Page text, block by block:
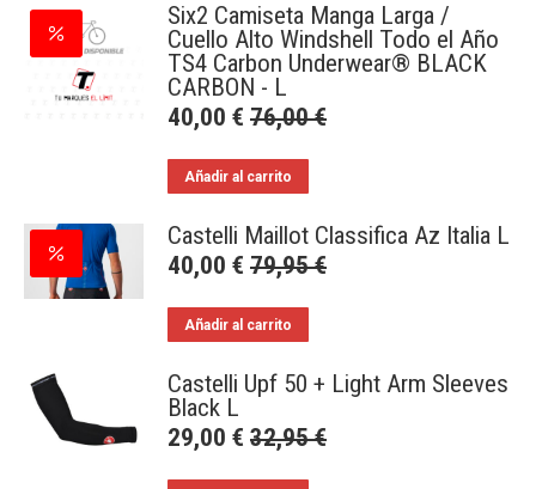
Six2 Camiseta Manga Larga /
Cuello Alto Windshell Todo el Año
TS4 Carbon Underwear® BLACK
CARBON - L
40,00 € 76,00€
Añadir al carrito
Castelli Maillot Classifica Az Italia L
40,00 € 79,95€
Añadir al carrito
Castelli Upf 50 + Light Arm Sleeves
Black L
29,00 € 32,95€